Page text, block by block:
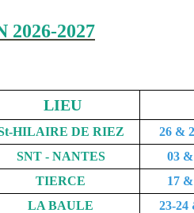
2026-2027
LIEU
HILAIRE DE RIEZ
26 &
SNT - NANTES
03
TIERCE
17
LA BAULE 23-24